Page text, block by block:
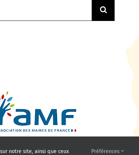
notre site, ainsi que ceux Préférences